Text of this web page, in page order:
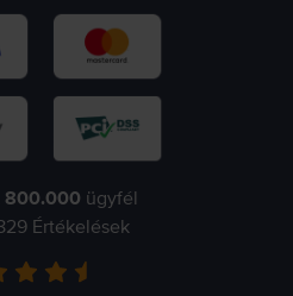
800.000 ügyfél
Értékelések